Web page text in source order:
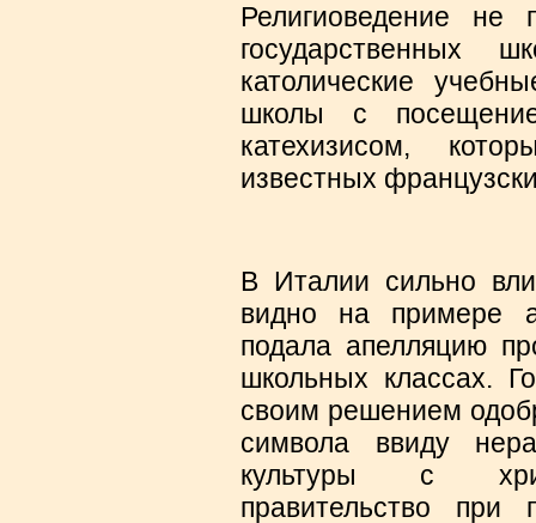
Религиоведение не
государственных
католические
школы с
катехизисом,
известных
В Италии сильно
видно на примере
подала апелляцию
школьных классах.
своим решением
символа ввиду
культуры с
правительство при